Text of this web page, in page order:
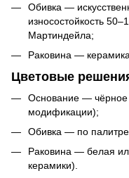
Обивка —
износостойкость
Мартиндейла;
Раковина —
Цветовые
Основание — чёрное
модификации);
Обивка — по
Раковина — белая
керамики).